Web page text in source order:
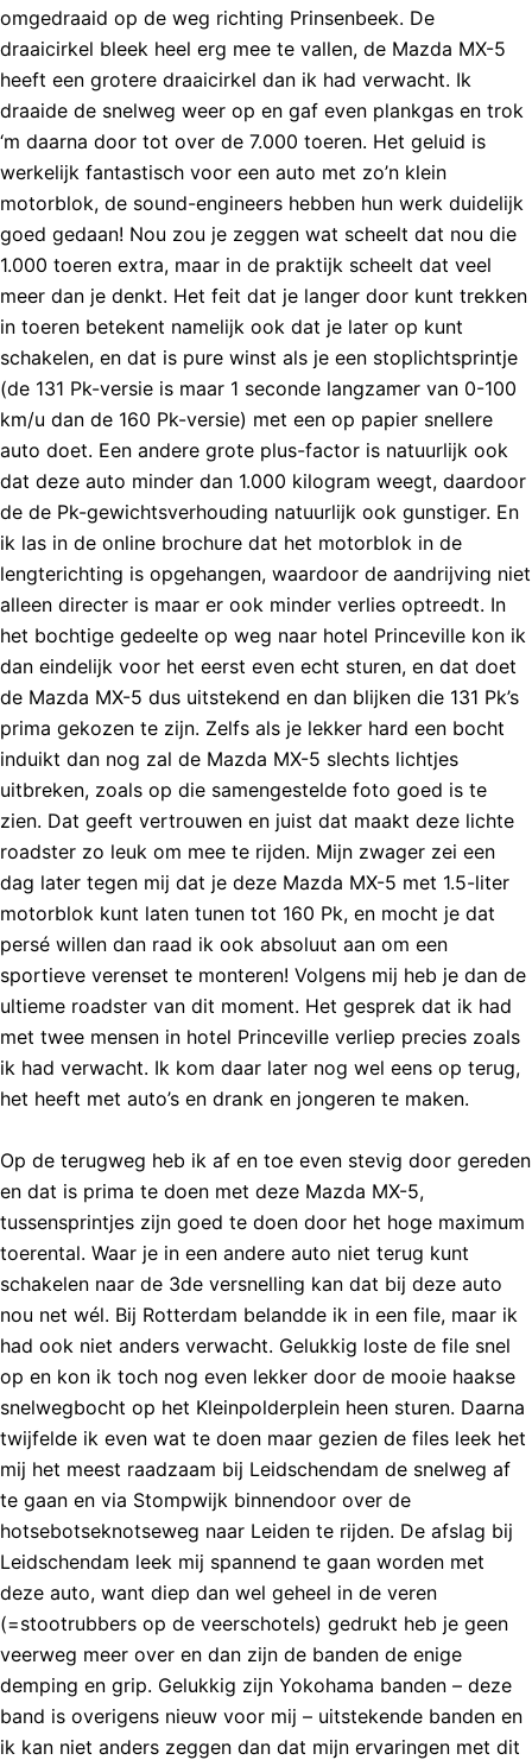
omgedraaid op de weg richting Prinsenbeek. De
draaicirkel bleek heel erg mee te vallen, de Mazda MX-5
heeft een grotere draaicirkel dan ik had verwacht. Ik
draaide de snelweg weer op en gaf even plankgas en trok
‘m daarna door tot over de 7.000 toeren. Het geluid is
werkelijk fantastisch voor een auto met zo’n klein
motorblok, de sound-engineers hebben hun werk duidelijk
goed gedaan! Nou zou je zeggen wat scheelt dat nou die
1.000 toeren extra, maar in de praktijk scheelt dat veel
meer dan je denkt. Het feit dat je langer door kunt trekken
in toeren betekent namelijk ook dat je later op kunt
schakelen, en dat is pure winst als je een stoplichtsprintje
(de 131 Pk-versie is maar 1 seconde langzamer van 0-100
km/u dan de 160 Pk-versie) met een op papier snellere
auto doet. Een andere grote plus-factor is natuurlijk ook
dat deze auto minder dan 1.000 kilogram weegt, daardoor
de de Pk-gewichtsverhouding natuurlijk ook gunstiger. En
ik las in de online brochure dat het motorblok in de
lengterichting is opgehangen, waardoor de aandrijving niet
alleen directer is maar er ook minder verlies optreedt. In
het bochtige gedeelte op weg naar hotel Princeville kon ik
dan eindelijk voor het eerst even echt sturen, en dat doet
de Mazda MX-5 dus uitstekend en dan blijken die 131 Pk’s
prima gekozen te zijn. Zelfs als je lekker hard een bocht
induikt dan nog zal de Mazda MX-5 slechts lichtjes
uitbreken, zoals op die samengestelde foto goed is te
zien. Dat geeft vertrouwen en juist dat maakt deze lichte
roadster zo leuk om mee te rijden. Mijn zwager zei een
dag later tegen mij dat je deze Mazda MX-5 met 1.5-liter
motorblok kunt laten tunen tot 160 Pk, en mocht je dat
persé willen dan raad ik ook absoluut aan om een
sportieve verenset te monteren! Volgens mij heb je dan de
ultieme roadster van dit moment. Het gesprek dat ik had
met twee mensen in hotel Princeville verliep precies zoals
ik had verwacht. Ik kom daar later nog wel eens op terug,
het heeft met auto’s en drank en jongeren te maken.
Op de terugweg heb ik af en toe even stevig door gereden
en dat is prima te doen met deze Mazda MX-5,
tussensprintjes zijn goed te doen door het hoge maximum
toerental. Waar je in een andere auto niet terug kunt
schakelen naar de 3de versnelling kan dat bij deze auto
nou net wél. Bij Rotterdam belandde ik in een file, maar ik
had ook niet anders verwacht. Gelukkig loste de file snel
op en kon ik toch nog even lekker door de mooie haakse
snelwegbocht op het Kleinpolderplein heen sturen. Daarna
twijfelde ik even wat te doen maar gezien de files leek het
mij het meest raadzaam bij Leidschendam de snelweg af
te gaan en via Stompwijk binnendoor over de
hotsebotseknotseweg naar Leiden te rijden. De afslag bij
Leidschendam leek mij spannend te gaan worden met
deze auto, want diep dan wel geheel in de veren
(=stootrubbers op de veerschotels) gedrukt heb je geen
veerweg meer over en dan zijn de banden de enige
demping en grip. Gelukkig zijn Yokohama banden – deze
band is overigens nieuw voor mij – uitstekende banden en
ik kan niet anders zeggen dan dat mijn ervaringen met dit